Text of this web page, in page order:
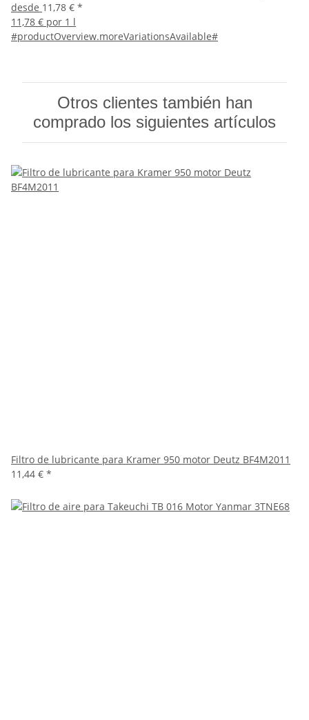
desde 11,78 € *
11,78 € por 1 l
#productOverview.moreVariationsAvailable#
Otros clientes también han
comprado los siguientes artículos
Filtro de lubricante para Kramer 950 motor Deutz BF4M2011
11,44 € *